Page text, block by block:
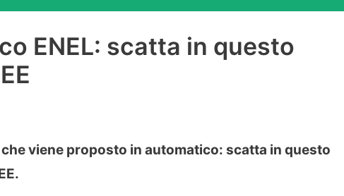
ENEL: scatta in questo
viene proposto in automatico: scatta in questo